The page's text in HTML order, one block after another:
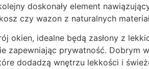
doskonały element
czy wazon z naturalnych
okien, idealne będą zasłony z
zapewniając prywatność. Dobrym
dodadzą wnętrzu lekkości i